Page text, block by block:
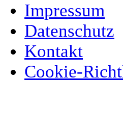
Impressum
Datenschutz
Kontakt
Cookie-